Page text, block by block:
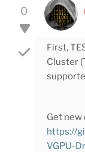
0
First,
Cluster
Get
https://
VGPU-